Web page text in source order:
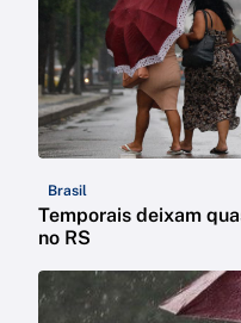
Brasil
Temporais deixam
no RS